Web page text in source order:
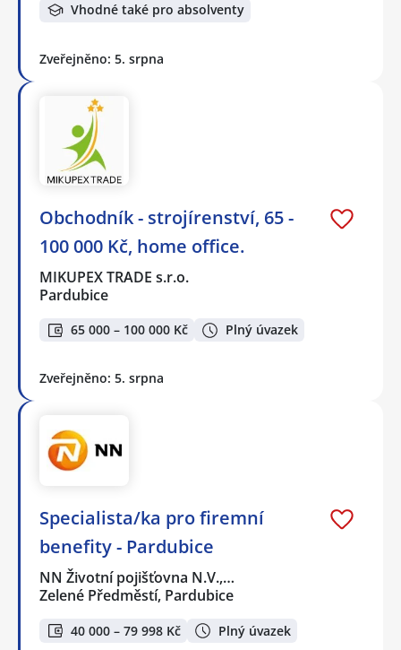
Vhodné také pro absolventy
Zveřejněno: 5. srpna
Obchodník - strojírenství, 65 -
100 000 Kč, home office.
MIKUPEX TRADE s.r.o.
Pardubice
65 000 – 100 000 Kč Plný úvazek
Zveřejněno: 5. srpna
Specialista/ka pro firemní
benefity - Pardubice
NN Životní pojišťovna N.V.,…
Zelené Předměstí, Pardubice
40 000 – 79 998 Kč Plný úvazek